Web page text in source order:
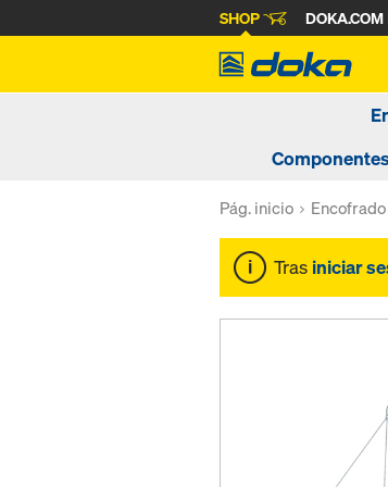
SHOP DOKA.COM
Pág. inicio
Tras iniciar